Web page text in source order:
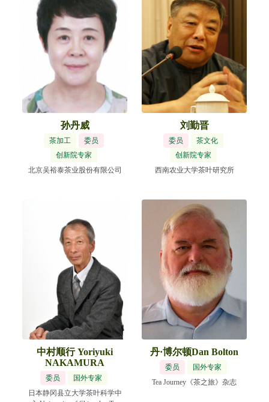
孙丹威
茶加工
委员
创新院专家
北京吴裕泰茶业股份有限公司
刘勤晋
委员
茶文化
创新院专家
西南农业大学茶叶研究所
中村顺行 Yoriyuki
NAKAMURA
委员
国外专家
日本静冈县立大学茶叶科学中
丹·博尔顿Dan Bolton
委员
国外专家
Tea Journey《茶之旅》杂志